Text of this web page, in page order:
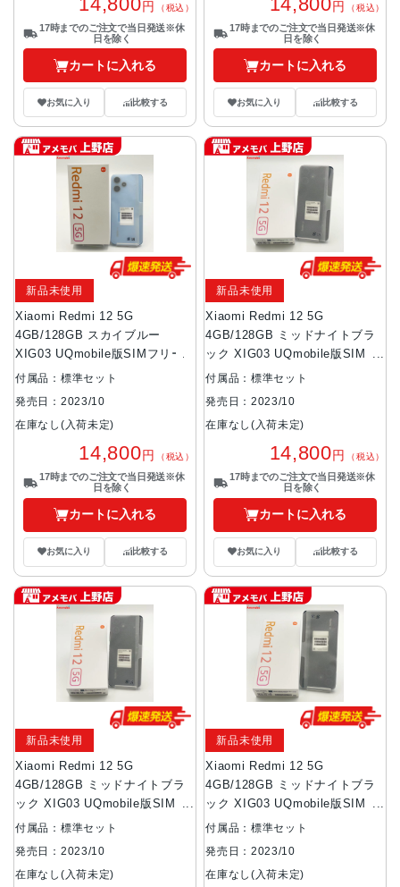
円 （税込）
17時までのご注文で当日発送※休
日を除く
カートに入れる
お気に入り 比較する
円 （税込）
17時までのご注文で当日発送※休
日を除く
カートに入れる
お気に入り 比較する
Xiaomi Redmi 12 5G
4GB/128GB スカイブルー
XIG03 UQmobile版SIMフリー
新品未使用
付属品：標準セット
発売日：2023/10
在庫なし(入荷未定)
14,800円 （税込）
17時までのご注文で当日発送※休
日を除く
カートに入れる
お気に入り 比較する
Xiaomi Redmi 12 5G
4GB/128GB ミッドナイトブラ
ック XIG03 UQmobile版SIMフ
リー
新品未使用
付属品：標準セット
発売日：2023/10
在庫なし(入荷未定)
14,800円 （税込）
17時までのご注文で当日発送※休
日を除く
カートに入れる
お気に入り 比較する
Xiaomi Redmi 12 5G
4GB/128GB ミッドナイトブラ
ック XIG03 UQmobile版SIMフ
リー
新品未使用
付属品：標準セット
発売日：2023/10
在庫なし(入荷未定)
Xiaomi Redmi 12 5G
4GB/128GB ミッドナイトブラ
ック XIG03 UQmobile版SIMフ
リー
新品未使用
付属品：標準セット
発売日：2023/10
在庫なし(入荷未定)